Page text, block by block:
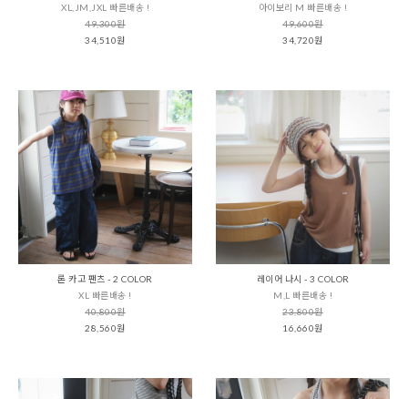
XL,JM,JXL 빠른배송 !
49,300원
34,510원
아이보리 M 빠른배송 !
49,600원
34,720원
론 카고 팬츠 - 2 COLOR
XL 빠른배송 !
40,800원
28,560원
레이어 나시 - 3 COLOR
M,L 빠른배송 !
23,800원
16,660원